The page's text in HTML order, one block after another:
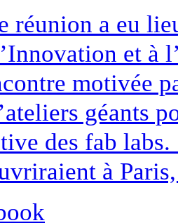
réunion a eu
et à
motivée
géants
des fab
à